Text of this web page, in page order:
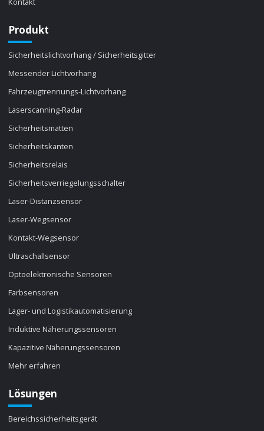
Produkt
Sicherheitslichtvorhang / Sicherheitsgitter
Messender Lichtvorhang
Fahrzeugtrennungs-Lichtvorhang
Laserscanning-Radar
Sicherheitsmatten
Sicherheitskanten
Sicherheitsrelais
Sicherheitsverriegelungsschalter
Laser-Distanzsensor
Laser-Wegsensor
Kontakt-Wegsensor
Ultraschallsensor
Optoelektronische Sensoren
Farbsensoren
Lager- und Logistikautomatisierung
Induktive Näherungssensoren
Kapazitive Näherungssensoren
Mehr erfahren
Lösungen
Bereichssicherheitsgerät